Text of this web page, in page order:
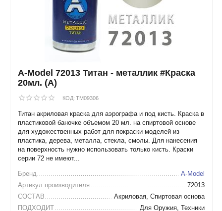
A-Model 72013 Титан - металлик #Краска
20мл. (А)
КОД: TM09306
Титан акриловая краска для аэрографа и под кисть. Краска в
пластиковой баночке объемом 20 мл. на спиртовой основе
для художественных работ для покраски моделей из
пластика, дерева, металла, стекла, смолы. Для нанесения
на поверхность нужно использовать только кисть. Краски
серии 72 не имеют...
Бренд
A-Model
Артикул производителя
72013
СОСТАВ
Акриловая, Спиртовая основа
ПОДХОДИТ
Для Оружия, Техники